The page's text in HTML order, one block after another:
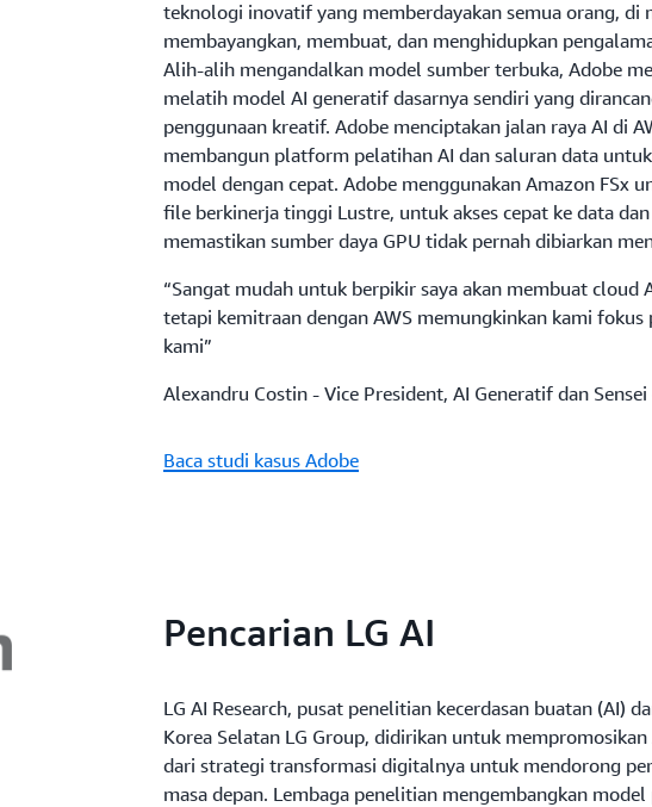
teknologi inovatif yang memberdayakan semua orang, di
membayangkan, membuat, dan menghidupkan
Alih-alih mengandalkan model sumber terbuka, Adobe
melatih model AI generatif dasarnya sendiri yang
penggunaan kreatif. Adobe menciptakan jalan raya AI di
membangun platform pelatihan AI dan saluran data
model dengan cepat. Adobe menggunakan Amazon FSx
file berkinerja tinggi Lustre, untuk akses cepat ke data
memastikan sumber daya GPU tidak pernah dibiarkan
“Sangat mudah untuk berpikir saya akan membuat cloud
tetapi kemitraan dengan AWS memungkinkan kami fokus
kami”
Alexandru Costin - Vice President, AI Generatif dan
Baca studi kasus Adobe
Pencarian LG AI
LG AI Research, pusat penelitian kecerdasan buatan (AI)
Korea Selatan LG Group, didirikan untuk mempromosikan
dari strategi transformasi digitalnya untuk mendorong
masa depan. Lembaga penelitian mengembangkan